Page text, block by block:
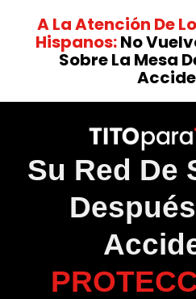
A La Atención De
Hispanos:No
Sobre La Mesa
Su Red De